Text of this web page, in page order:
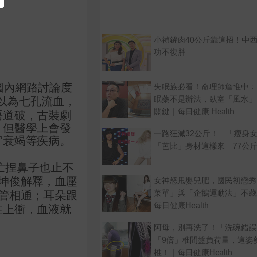
網路討論度
為七孔流血，
破，古裝劇
醫學上會發
竭等疾病。
捏鼻子也止不
俊解釋，血壓
相通；耳朵跟
衝，血液就
小禎鏟肉40公斤靠這招！中
功不復胖
失眠族必看！命理師詹惟中
眠藥不是辦法，臥室「風水
關鍵｜每日健康 Health
一路狂減32公斤！ 「瘦身
「芭比」身材這樣來 77公
女神怒甩嬰兒肥，國民初戀
菜單」與「企鵝運動法」不
每日健康Health
阿母，別再洗了！「洗碗錯
「9倍」椎間盤負荷量，這姿
椎！｜每日健康Health